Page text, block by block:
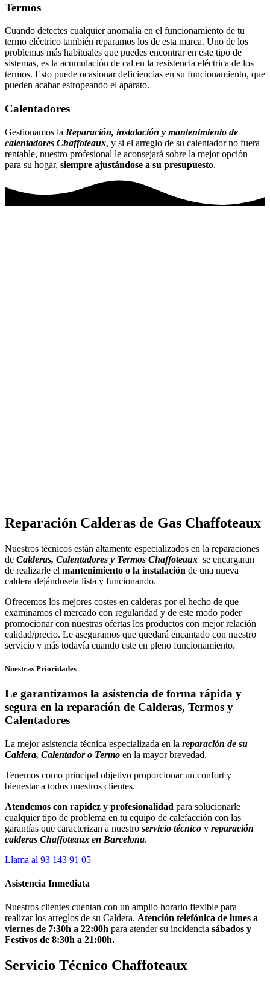
Termos
Cuando detectes cualquier anomalía en el funcionamiento de tu
termo eléctrico también reparamos los de esta marca. Uno de los
problemas más habituales que puedes encontrar en este tipo de
sistemas, es la acumulación de cal en la resistencia eléctrica de los
termos. Esto puede ocasionar deficiencias en su funcionamiento, que
pueden acabar estropeando el aparato.
Calentadores
Gestionamos la Reparación, instalación y mantenimiento de
calentadores Chaffoteaux, y si el arreglo de su calentador no fuera
rentable, nuestro profesional le aconsejará sobre la mejor opción
para su hogar, siempre ajustándose a su presupuesto.
Reparación Calderas de Gas Chaffoteaux
Nuestros técnicos están altamente especializados en la reparaciones
de Calderas, Calentadores y Termos Chaffoteaux se encargaran
de realizarle el mantenimiento o la instalación de una nueva
caldera dejándosela lista y funcionando.
Ofrecemos los mejores costes en calderas por el hecho de que
examinamos el mercado con regularidad y de este modo poder
promocionar con nuestras ofertas los productos con mejor relación
calidad/precio. Le aseguramos que quedará encantado con nuestro
servicio y más todavía cuando este en pleno funcionamiento.
Nuestras Prioridades
Le garantizamos la asistencia de forma rápida y
segura en la reparación de Calderas, Termos y
Calentadores
La mejor asistencia técnica especializada en la reparación de su
Caldera, Calentador o Termo en la mayor brevedad.
Tenemos como principal objetivo proporcionar un confort y
bienestar a todos nuestros clientes.
Atendemos con rapidez y profesionalidad para solucionarle
cualquier tipo de problema en tu equipo de calefacción con las
garantías que caracterizan a nuestro servicio técnico y reparación
calderas Chaffoteaux en Barcelona.
Llama al 93 143 91 05
Asistencia Inmediata
Nuestros clientes cuentan con un amplio horario flexible para
realizar los arreglos de su Caldera. Atención telefónica de lunes a
viernes de 7:30h a 22:00h para atender su incidencia sábados y
Festivos de 8:30h a 21:00h.
Servicio Técnico Chaffoteaux